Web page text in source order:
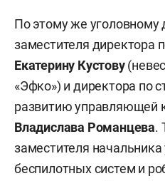
По этому же уголовному
заместителя директора
Екатерину Кустову
«Эфко») и директора по
развитию управляющей
Владислава Романцева.
заместителя
беспилотных систем и